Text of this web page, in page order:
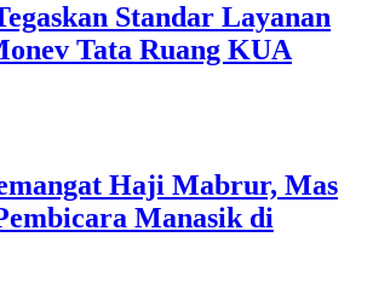
Standar Layanan
Tata Ruang KUA
Haji Mabrur, Mas
Manasik di